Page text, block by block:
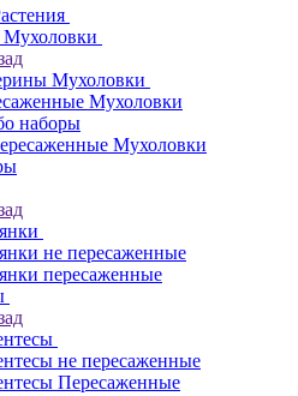
Мухоловки
Мухоловки
наборы
Мухоловки
не пересаженные
пересаженные
не пересаженные
Пересаженные